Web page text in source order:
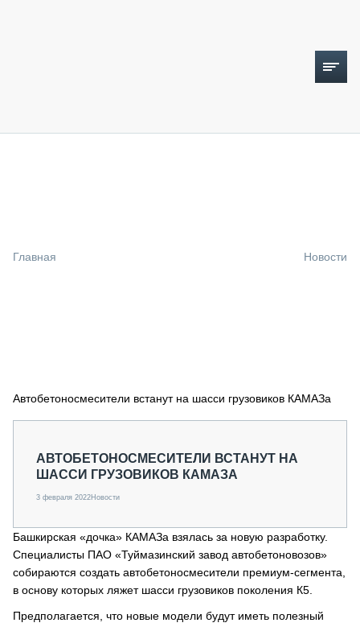
СПЕЦПРОЕКТЫ
О ПРОЕКТЕ
Главная Новости
Автобетоносмесители встанут на шасси грузовиков КАМАЗа
АВТОБЕТОНОСМЕСИТЕЛИ ВСТАНУТ НА
ШАССИ ГРУЗОВИКОВ КАМАЗА
3 февраля 2022Новости
Башкирская «дочка» КАМАЗа взялась за новую разработку.
Специалисты ПАО «Туймазинский завод автобетоновозов»
собираются создать автобетоносмесители премиум-сегмента,
в основу которых ляжет шасси грузовиков поколения К5.
Предполагается, что новые модели будут иметь полезный